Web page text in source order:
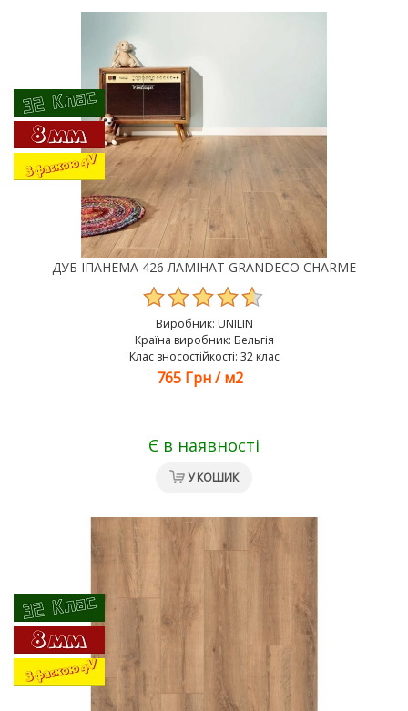
ДУБ ІПАНЕМА 426 ЛАМІНАТ GRANDECO CHARME
Виробник: UNILIN
Країна виробник: Бельгія
Клас зносостійкості: 32 клас
765 Грн /м2
Є в наявності
У КОШИК